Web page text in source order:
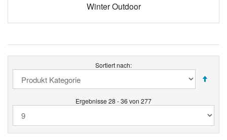
Winter Outdoor
Sortiert nach:
Ergebnisse 28 - 36 von 277